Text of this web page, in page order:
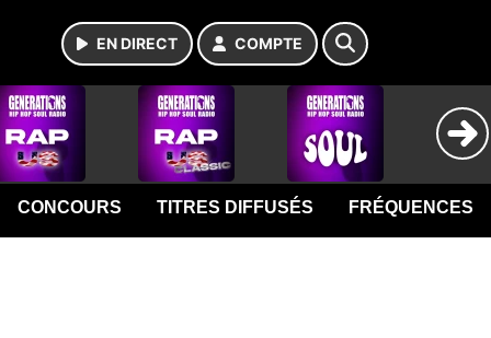
EN DIRECT COMPTE
CONCOURS TITRES DIFFUSÉS FRÉQUENCES